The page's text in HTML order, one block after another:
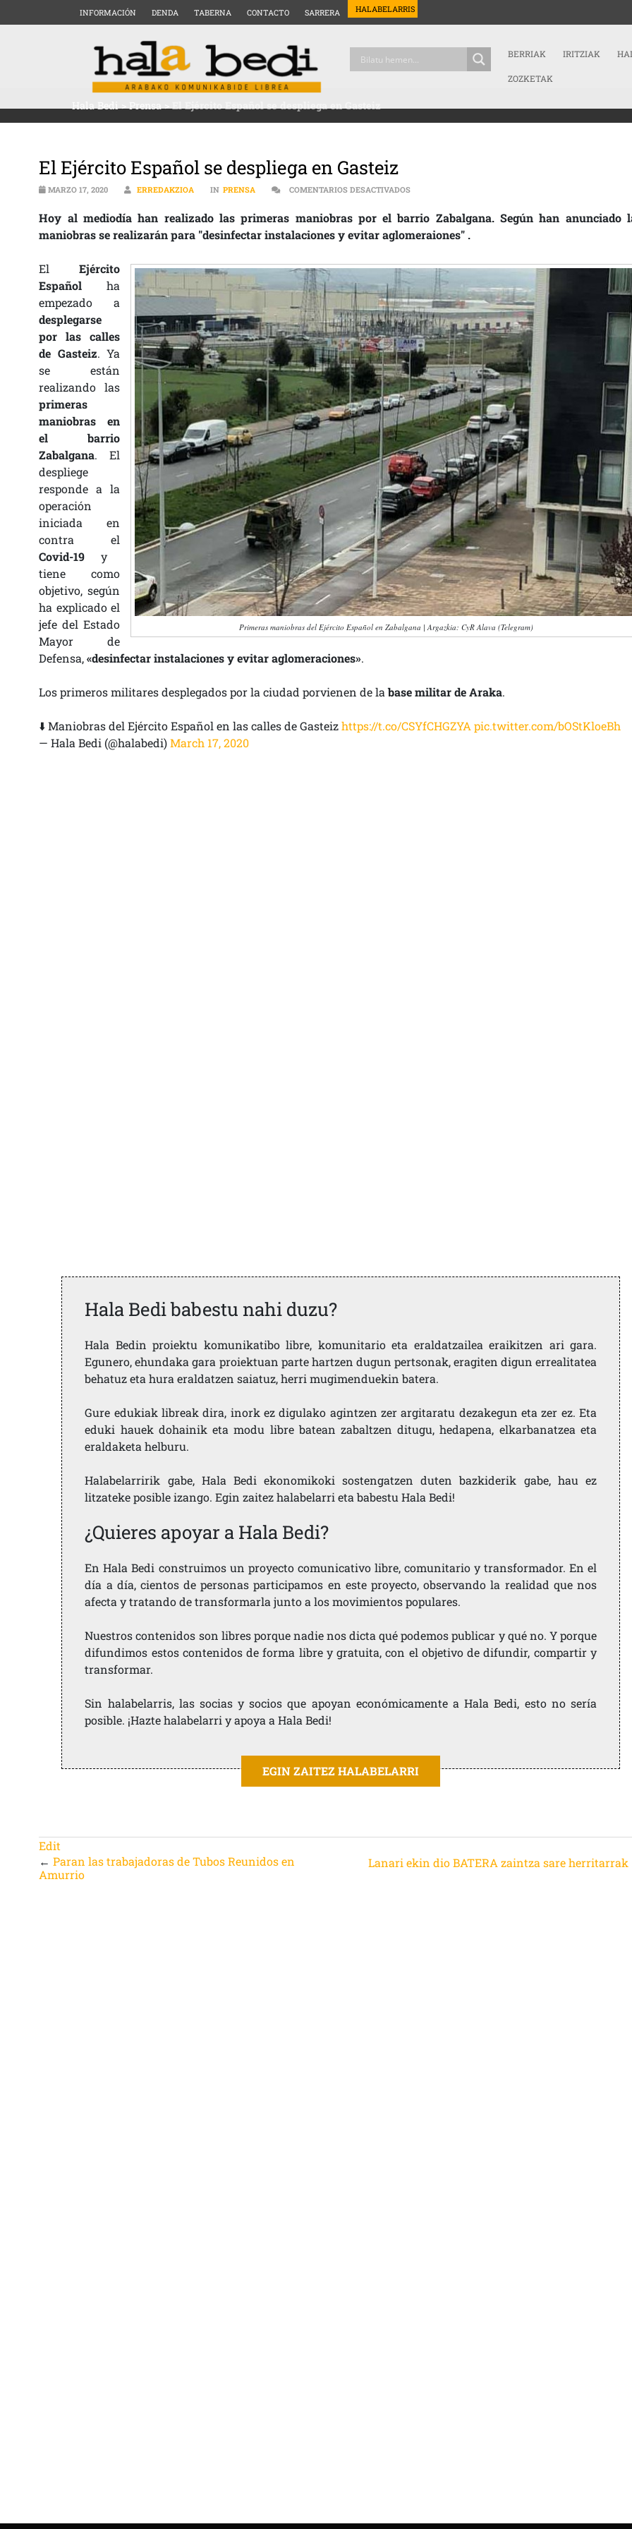
INFORMACIÓN DENDA TABERNA CONTACTO SARRERA HALABELARRIS
BERRIAK IRITZIAK
ZOZKETAK
Hala Bedi>Prensa>El Ejército Español se despliega en Gasteiz
El Ejército Español se despliega en Gasteiz
MARZO 17, 2020 ERREDAKZIOA IN PRENSA COMENTARIOS DESACTIVADOSEN EL EJÉRCITO ESPAÑOL SE DESPLIEGA EN GASTEIZ
Hoy al mediodía han realizado las primeras maniobras por el barrio Zabalgana. Según han anunciado
maniobras se realizarán para "desinfectar instalaciones y evitar aglomeraiones" .
Primeras maniobras del Ejército Español en Zabalgana | Argazkia: CyR Alava (Telegram)
El Ejército
Español ha
empezado a
desplegarse
por las calles
de Gasteiz. Ya
se están
realizando las
primeras
maniobras en
el barrio
Zabalgana. El
despliege
responde a la
operación
iniciada en
contra el
Covid-19 y
tiene como
objetivo, según
ha explicado el
jefe del Estado
Mayor de
Defensa,«desinfectar instalaciones y evitar aglomeraciones».
Los primeros militares desplegados por la ciudad porvienen de labase militar de Araka.
⬇️ Maniobras del Ejército Español en las calles de Gasteizhttps://t.co/CSYfCHGZYA pic.twitter.com/bOStKloeBh
— Hala Bedi (@halabedi)March 17, 2020
Hala Bedi babestu nahi duzu?
Hala Bedin proiektu komunikatibo libre, komunitario eta eraldatzailea eraikitzen ari gara.
Egunero, ehundaka gara proiektuan parte hartzen dugun pertsonak, eragiten digun errealitatea
behatuz eta hura eraldatzen saiatuz, herri mugimenduekin batera.
Gure edukiak libreak dira, inork ez digulako agintzen zer argitaratu dezakegun eta zer ez. Eta
eduki hauek dohainik eta modu libre batean zabaltzen ditugu, hedapena, elkarbanatzea eta
eraldaketa helburu.
Halabelarririk gabe, Hala Bedi ekonomikoki sostengatzen duten bazkiderik gabe, hau ez
litzateke posible izango. Egin zaitez halabelarri eta babestu Hala Bedi!
¿Quieres apoyar a Hala Bedi?
En Hala Bedi construimos un proyecto comunicativo libre, comunitario y transformador. En el
día a día, cientos de personas participamos en este proyecto, observando la realidad que nos
afecta y tratando de transformarla junto a los movimientos populares.
Nuestros contenidos son libres porque nadie nos dicta qué podemos publicar y qué no. Y porque
difundimos estos contenidos de forma libre y gratuita, con el objetivo de difundir, compartir y
transformar.
Sin halabelarris, las socias y socios que apoyan económicamente a Hala Bedi, esto no sería
posible. ¡Hazte halabelarri y apoya a Hala Bedi!
EGIN ZAITEZ HALABELARRI
Edit
←Paran las trabajadoras de Tubos Reunidos en
Amurrio
Lanari ekin dio BATERA zaintza sare herritarrak